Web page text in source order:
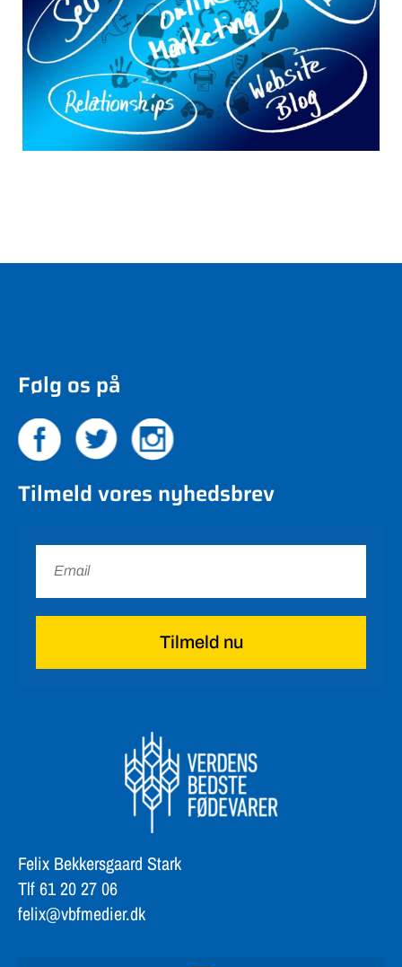
Følg os på
Tilmeld vores nyhedsbrev
Tilmeld nu
Felix Bekkersgaard Stark
Tlf 61 20 27 06
felix@vbfmedier.dk